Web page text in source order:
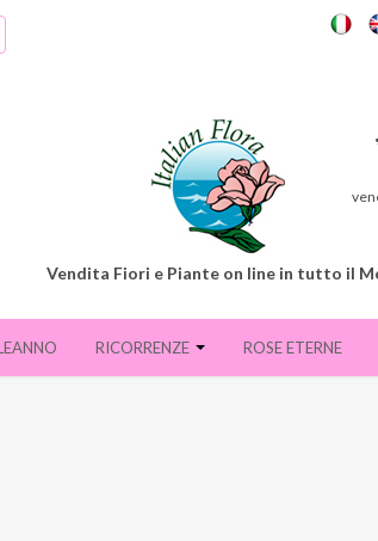
Vendita Fiori e Piante on line in tutto il
RICORRENZE ROSE ETERNE